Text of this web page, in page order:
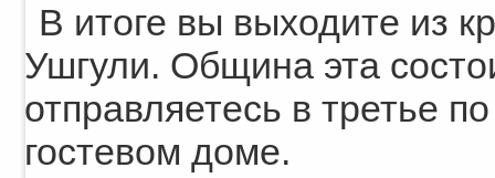
В итоге вы выходите из
Ушгули. Община эта
отправляетесь в третье
гостевом доме.